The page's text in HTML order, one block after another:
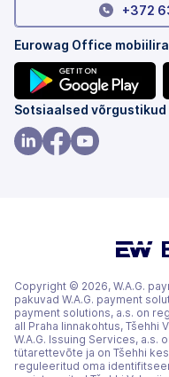
+372
Eurowag Office
(avaneb
uuel
vahekaardil)
Sotsiaalsed võrgustikud
Copyright © 2026, W.A.G.
pakuvad W.A.G. payment
payment solutions, a.s. on
all Praha linnakohtus, Tšehhi
W.A.G. Issuing Services, a.s.
tütarettevõte ja on Tšehhi
reguleeritud oma